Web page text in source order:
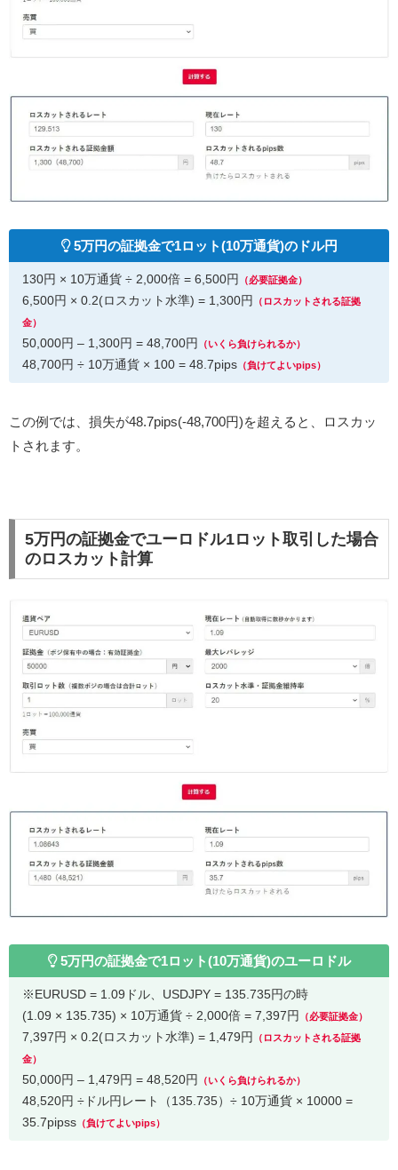
5万円の証拠金で1ロット(10万通貨)のドル円
130円 × 10万通貨 ÷ 2,000倍 = 6,500円 （必要証拠金）
6,500円 × 0.2(ロスカット水準) = 1,300円
（ロスカットされる証拠
金）
50,000円 – 1,300円 = 48,700円 （いくら負けられるか）
48,700円 ÷ 10万通貨 × 100 = 48.7pips （負けてよいpips）
この例では、損失が48.7pips(-48,700円)を超えると、ロスカッ
トされます。
5万円の証拠金でユーロドル1ロット取引した場合
のロスカット計算
5万円の証拠金で1ロット(10万通貨)のユーロドル
※EURUSD = 1.09ドル、USDJPY = 135.735円の時
(1.09 × 135.735) × 10万通貨 ÷ 2,000倍 = 7,397円
（必要証拠金）
7,397円 × 0.2(ロスカット水準) = 1,479円
（ロスカットされる証拠
金）
50,000円 – 1,479円 = 48,520円 （いくら負けられるか）
48,520円 ÷ドル円レート（135.735）÷ 10万通貨 × 10000 =
35.7pipss （負けてよいpips）